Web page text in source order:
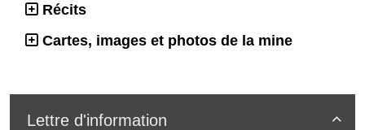
Récits
Cartes, images et photos de la mine

Lettre d'information